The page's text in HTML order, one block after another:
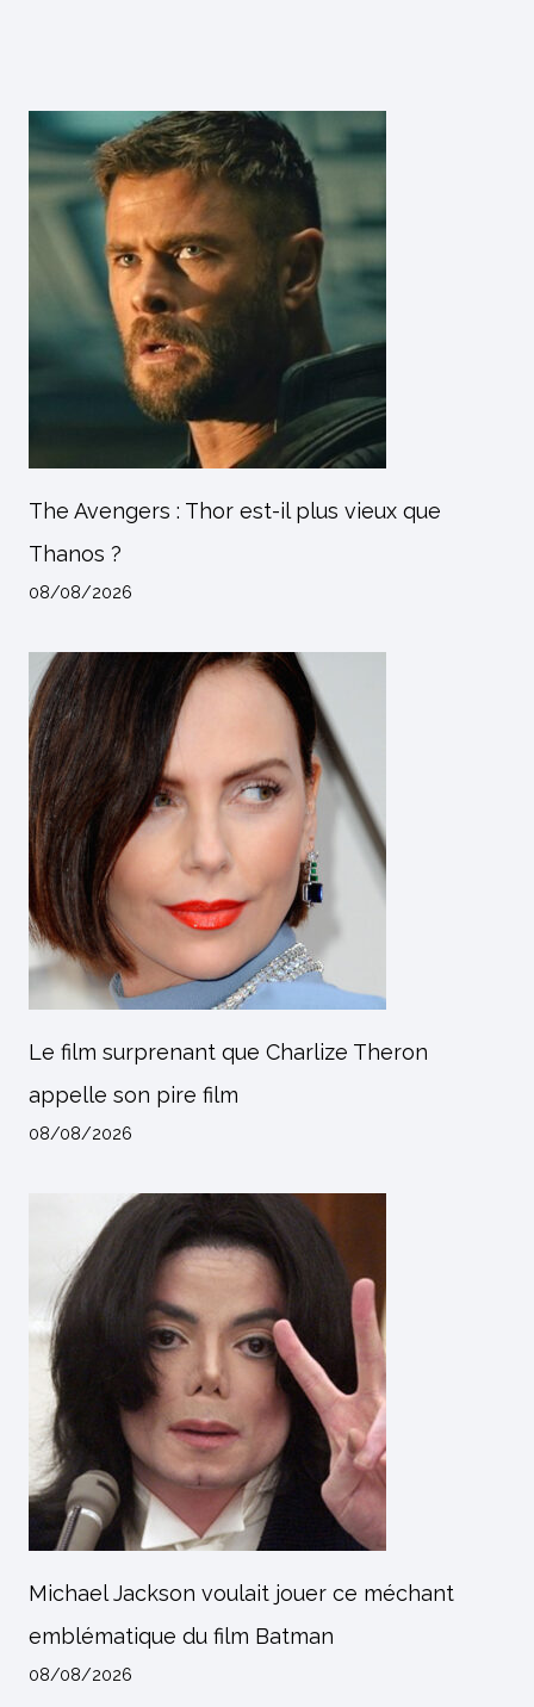
The Avengers : Thor est-il plus vieux que
Thanos ?
08/08/2026
Le film surprenant que Charlize Theron
appelle son pire film
08/08/2026
Michael Jackson voulait jouer ce méchant
emblématique du film Batman
08/08/2026